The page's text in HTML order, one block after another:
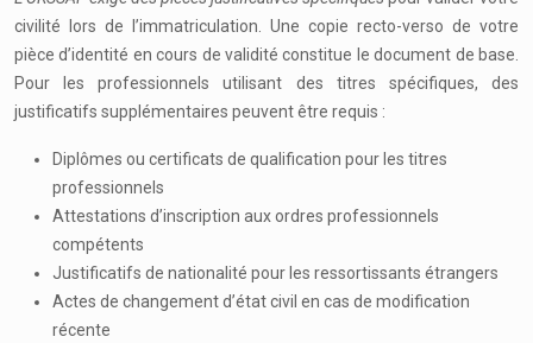
civilité lors de l’immatriculation. Une copie recto-verso de votre
pièce d’identité en cours de validité constitue le document de base.
Pour les professionnels utilisant des titres spécifiques, des
justificatifs supplémentaires peuvent être requis :
Diplômes ou certificats de qualification pour les titres
professionnels
Attestations d’inscription aux ordres professionnels
compétents
Justificatifs de nationalité pour les ressortissants étrangers
Actes de changement d’état civil en cas de modification
récente